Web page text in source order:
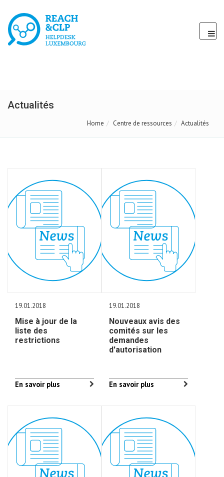
Actualités
Home Centre de ressources Actualités
19.01.2018
Mise à jour de la
liste des
restrictions
En savoir plus
19.01.2018
Nouveaux avis des
comités sur les
demandes
d'autorisation
En savoir plus